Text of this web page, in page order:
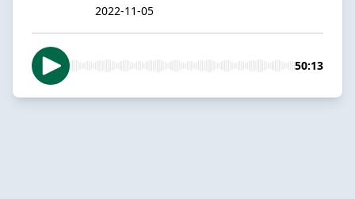
2022-11-05
50:13